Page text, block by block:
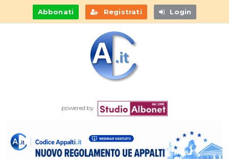
Abbonati Registrati Login
powered by